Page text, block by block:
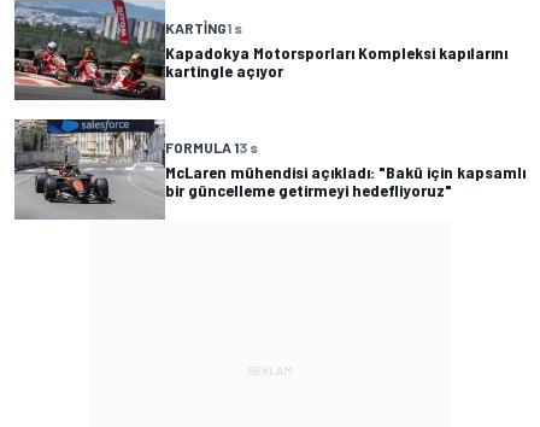
KARTING1 s
Kapadokya Motorsporları Kompleksi kapılarını
kartingle açıyor
FORMULA 13 s
McLaren mühendisi açıkladı: "Bakü için kapsamlı
bir güncelleme getirmeyi hedefliyoruz"